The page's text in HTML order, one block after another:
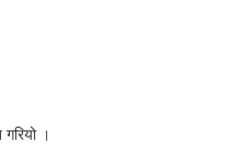
।